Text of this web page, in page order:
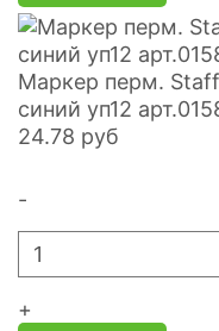
Маркер перм.
синий уп12
24.78 руб
-
+